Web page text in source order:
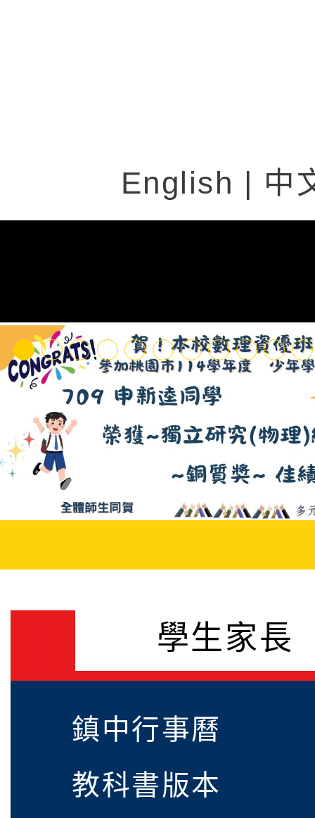
English 中
轉知文化大學推廣教育
01》溝通分析基礎認證
家庭教育中心「小桃家
訊」、「暑期親子電影
孫樂淘桃」、「愛『
子共學同樂會」、「邁
福系列講座及成長團體
平鎮國中115學年度第
代理(課)教師甄選錄取
考)-(尚有缺額,續辦第3
115學年度第1學期總
鎮國中轉入登記審查結
本校115學年度第1學
學生家長
鎮中行事曆
教科書版本